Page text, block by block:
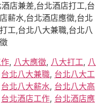
店兼差,台北酒店打工,台
薪水,台北酒店應徵,台北
工,台北八大兼職,台北八
, 八大應徵, 八大打工, 八
台北八大兼職, 台北八大工
台北八大薪水, 台北八大高
台北酒店工作, 台北酒店應